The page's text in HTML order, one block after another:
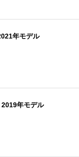
年モデル
年モデル